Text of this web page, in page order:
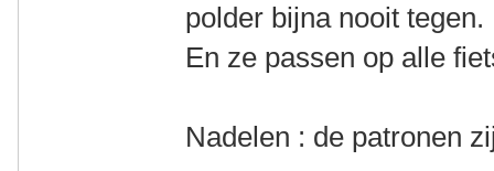
polder bijna nooit tegen.
En ze passen op alle
Nadelen : de patronen